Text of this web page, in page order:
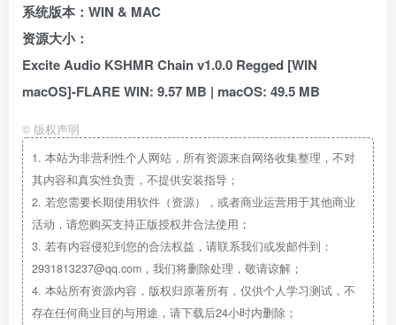
系统版本：WIN & MAC
资源大小：
Excite Audio KSHMR Chain v1.0.0 Regged [WIN
macOS]-FLARE WIN: 9.57 MB | macOS: 49.5 MB
© 版权声明
1. 本站为非营利性个人网站，所有资源来自网络收集整理，不对
其内容和真实性负责，不提供安装指导；
2. 若您需要长期使用软件（资源），或者商业运营用于其他商业
活动，请您购买支持正版授权并合法使用；
3. 若有内容侵犯到您的合法权益，请联系我们或发邮件到：
2931813237@qq.com，我们将删除处理，敬请谅解；
4. 本站所有资源内容，版权归原著所有，仅供个人学习测试，不
存在任何商业目的与用途，请下载后24小时内删除；